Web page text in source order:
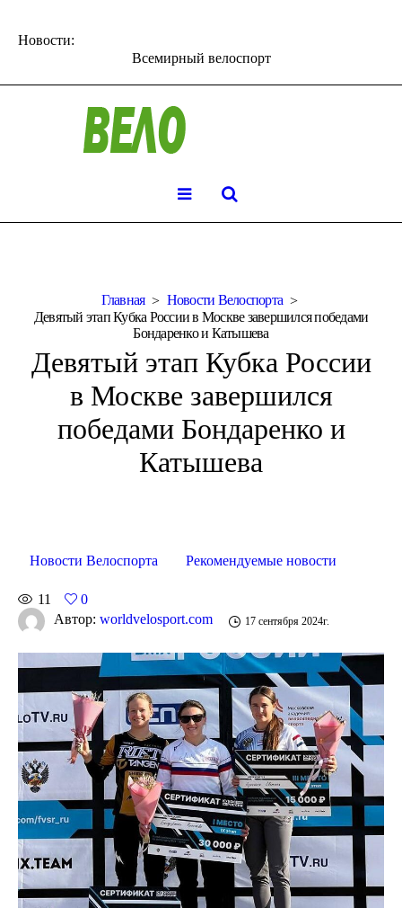
Новости:
Всемирный велоспорт
Главная
Новости Велоспорта
Девятый этап Кубка России в Москве завершился победами
Бондаренко и Катышева
Девятый этап Кубка России
в Москве завершился
победами Бондаренко и
Катышева
Новости Велоспорта Рекомендуемые новости
11
0
Автор: worldvelosport.com 17 сентября 2024г.